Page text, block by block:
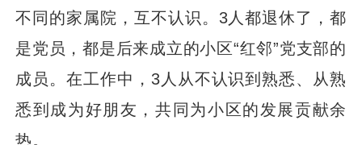
不同的家属院，互不认识。3人都退休了，都
是党员，都是后来成立的小区“红邻”党支部的
成员。在工作中，3人从不认识到熟悉、从熟
悉到成为好朋友，共同为小区的发展贡献余
热。